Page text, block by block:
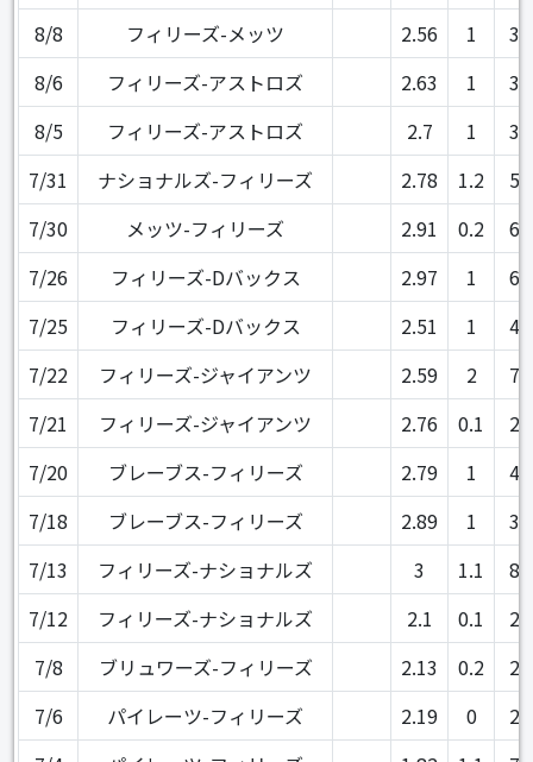
8/8
フィリーズ-メッツ 2.56 1
3
8/6
フィリーズ-アストロズ 2.63 1
3
8/5
フィリーズ-アストロズ 2.7 1
3
7/31
ナショナルズ-フィリーズ 2.78 1.2
5
7/30
メッツ-フィリーズ 2.91 0.2
6
7/26
フィリーズ-Dバックス 2.97 1
6
7/25
フィリーズ-Dバックス 2.51 1
4
7/22
フィリーズ-ジャイアンツ 2.59 2
7
7/21
フィリーズ-ジャイアンツ 2.76 0.1
2
7/20
ブレーブス-フィリーズ 2.79 1
4
7/18
ブレーブス-フィリーズ 2.89 1
3
7/13
フィリーズ-ナショナルズ 3 1.1
8
7/12
フィリーズ-ナショナルズ 2.1 0.1
2
7/8
ブリュワーズ-フィリーズ 2.13 0.2
2
7/6
パイレーツ-フィリーズ 2.19 0
2